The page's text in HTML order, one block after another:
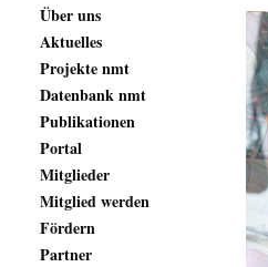
Über uns
Aktuelles
Projekte nmt
Datenbank nmt
Publikationen
Portal
Mitglieder
Mitglied werden
Fördern
Partner